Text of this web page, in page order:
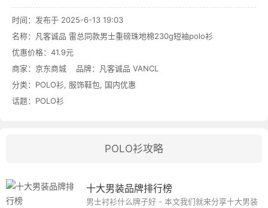
时间：发布于 2025-6-13 19:03
名称：
凡客诚品 雷总同款男士重磅珠地棉230g短袖polo衫
优惠价格： 41.9元
商家： 京东商城 品牌：
凡客诚品 VANCL
分类： POLO衫, 服饰鞋包, 国内优惠
话题： POLO衫
POLO衫攻略
十大男装品牌排行榜
男士衬衫什么牌子好 - 本文我们就来分享十大男装